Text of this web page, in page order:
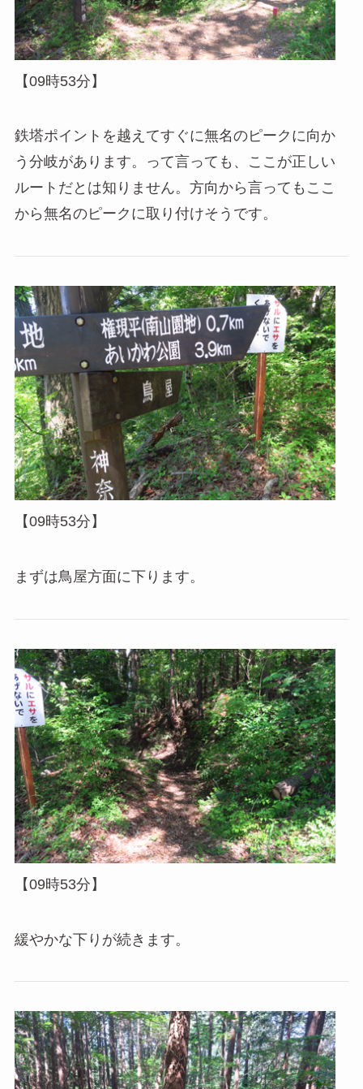
【09時53分】
鉄塔ポイントを越えてすぐに無名のピークに向か
う分岐があります。って言っても、ここが正しい
ルートだとは知りません。方向から言ってもここ
から無名のピークに取り付けそうです。
【09時53分】
まずは鳥屋方面に下ります。
【09時53分】
緩やかな下りが続きます。